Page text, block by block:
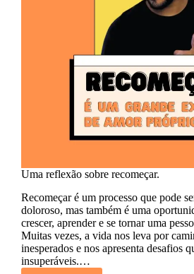
Uma reflexão sobre recomeçar.
Recomeçar é um processo que pode
doloroso, mas também é uma
crescer, aprender e se tornar uma
Muitas vezes, a vida nos leva por
inesperados e nos apresenta desafios
insuperáveis.…